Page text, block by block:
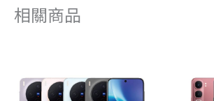
相關商品